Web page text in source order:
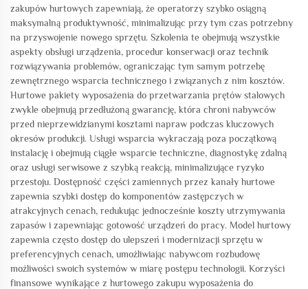
zakupów hurtowych zapewniają, że operatorzy szybko osiągną
maksymalną produktywność, minimalizując przy tym czas potrzebny
na przyswojenie nowego sprzętu. Szkolenia te obejmują wszystkie
aspekty obsługi urządzenia, procedur konserwacji oraz technik
rozwiązywania problemów, ograniczając tym samym potrzebę
zewnętrznego wsparcia technicznego i związanych z nim kosztów.
Hurtowe pakiety wyposażenia do przetwarzania prętów stalowych
zwykle obejmują przedłużoną gwarancję, która chroni nabywców
przed nieprzewidzianymi kosztami napraw podczas kluczowych
okresów produkcji. Usługi wsparcia wykraczają poza początkową
instalację i obejmują ciągłe wsparcie techniczne, diagnostykę zdalną
oraz usługi serwisowe z szybką reakcją, minimalizujące ryzyko
przestoju. Dostępność części zamiennych przez kanały hurtowe
zapewnia szybki dostęp do komponentów zastępczych w
atrakcyjnych cenach, redukując jednocześnie koszty utrzymywania
zapasów i zapewniając gotowość urządzeń do pracy. Model hurtowy
zapewnia często dostęp do ulepszeń i modernizacji sprzętu w
preferencyjnych cenach, umożliwiając nabywcom rozbudowę
możliwości swoich systemów w miarę postępu technologii. Korzyści
finansowe wynikające z hurtowego zakupu wyposażenia do